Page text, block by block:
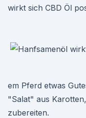
wirkt sich CBD Öl
em Pferd etwas
"Salat" aus
zubereiten.